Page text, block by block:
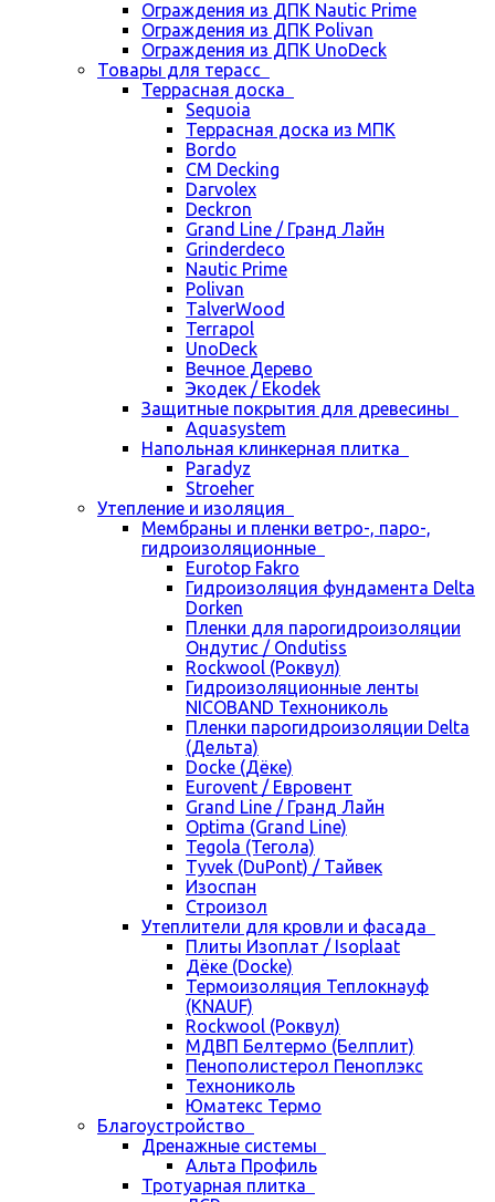
Ограждения из ДПК Nautic Prime
Ограждения из ДПК Polivan
Ограждения из ДПК UnoDeck
Товары для терасс
Террасная доска
Sequoia
Террасная доска из МПК
Bordo
CM Decking
Darvolex
Deckron
Grand Line / Гранд Лайн
Grinderdeco
Nautic Prime
Polivan
TalverWood
Terrapol
UnoDeck
Вечное Дерево
Экодек / Ekodek
Защитные покрытия для древесины
Aquasystem
Напольная клинкерная плитка
Paradyz
Stroeher
Утепление и изоляция
Мембраны и пленки ветро-, паро-,
гидроизоляционные
Eurotop Fakro
Гидроизоляция фундамента Delta
Dorken
Пленки для парогидроизоляции
Ондутис / Ondutiss
Rockwool (Роквул)
Гидроизоляционные ленты
NICOBAND Технониколь
Пленки парогидроизоляции Delta
(Дельта)
Docke (Дёке)
Eurovent / Евровент
Grand Line / Гранд Лайн
Optima (Grand Line)
Tegola (Тегола)
Tyvek (DuPont) / Тайвек
Изоспан
Строизол
Утеплители для кровли и фасада
Плиты Изоплат / Isoplaat
Дёке (Docke)
Термоизоляция Теплокнауф
(KNAUF)
Rockwool (Роквул)
МДВП Белтермо (Белплит)
Пенополистерол Пеноплэкс
Технониколь
Юматекс Термо
Благоустройство
Дренажные системы
Альта Профиль
Тротуарная плитка